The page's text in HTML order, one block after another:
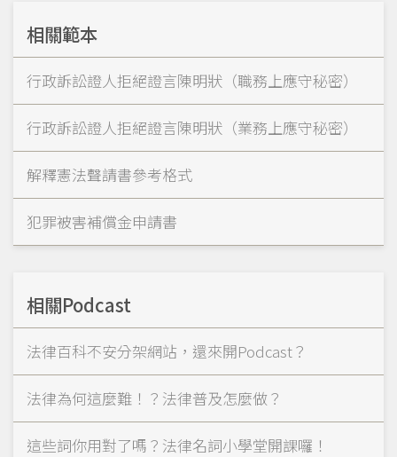
相關範本
行政訴訟證人拒絕證言陳明狀（職務上應守秘密）
行政訴訟證人拒絕證言陳明狀（業務上應守秘密）
解釋憲法聲請書參考格式
犯罪被害補償金申請書
相關Podcast
法律百科不安分架網站，還來開Podcast？
法律為何這麼難！？法律普及怎麼做？
這些詞你用對了嗎？法律名詞小學堂開課囉！